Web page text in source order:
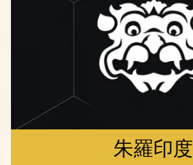
朱羅印度